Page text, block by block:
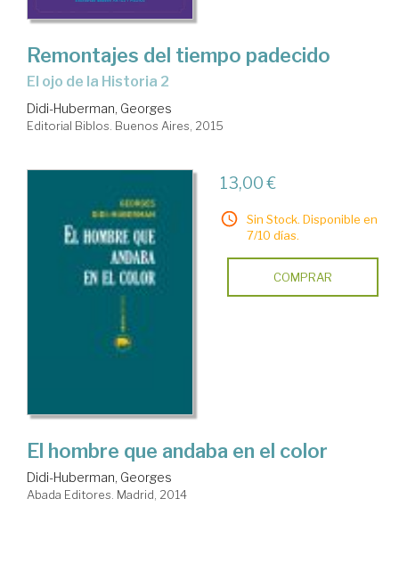
Remontajes del tiempo padecido
El ojo de la Historia 2
Didi-Huberman, Georges
Editorial Biblos. Buenos Aires, 2015
13,00 €
Sin Stock. Disponible en
7/10 días.
COMPRAR
El hombre que andaba en el color
Didi-Huberman, Georges
Abada Editores. Madrid, 2014